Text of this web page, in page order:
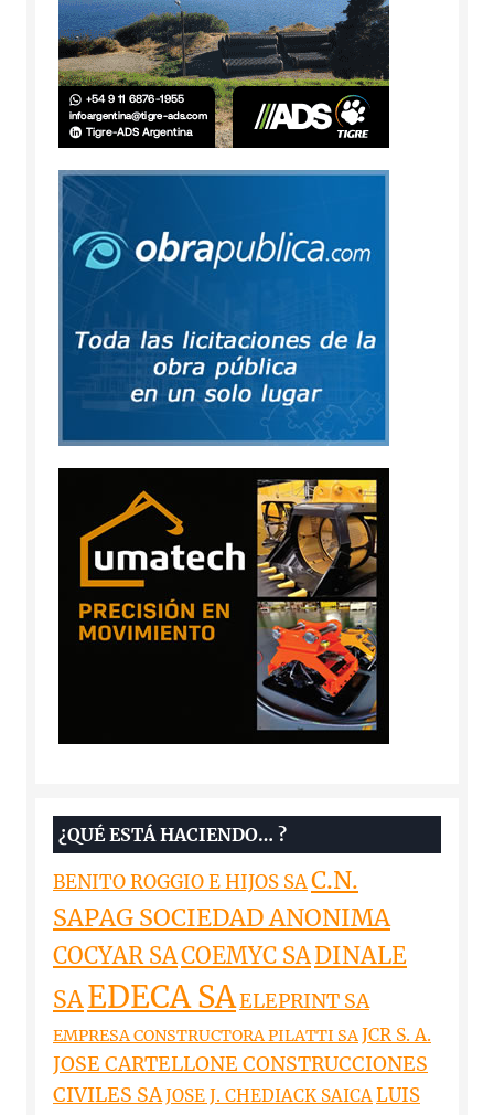
¿QUÉ ESTÁ HACIENDO… ?
BENITO ROGGIO E HIJOS SAC.N.
SAPAG SOCIEDAD ANONIMA
COCYAR SACOEMYC SADINALE
SAEDECA SAELEPRINT SA
EMPRESA CONSTRUCTORA PILATTI SAJCR S. A.
JOSE CARTELLONE CONSTRUCCIONES
CIVILES SAJOSE J. CHEDIACK SAICALUIS